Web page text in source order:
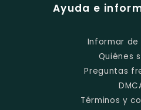
Ayuda e
Informar de
Quiénes
Preguntas
Términos y